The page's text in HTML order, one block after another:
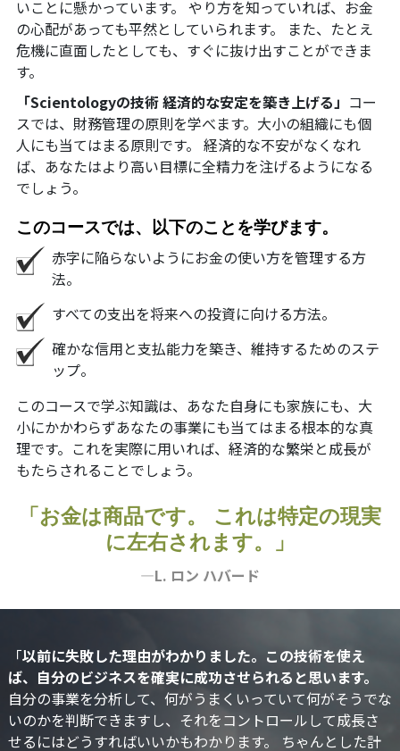
いことに懸かっています。 やり方を知っていれば、お金
の心配があっても平然としていられます。 また、たとえ
危機に直面したとしても、すぐに抜け出すことができま
す。
「Scientologyの技術 経済的な安定を築き上げる」 コー
スでは、財務管理の原則を学べます。大小の組織にも個
人にも当てはまる原則です。 経済的な不安がなくなれ
ば、あなたはより高い目標に全精力を注げるようになる
でしょう。
このコースでは、以下のことを学びます。
赤字に陥らないようにお金の使い方を管理する方
法。
すべての支出を将来への投資に向ける方法。
確かな信用と支払能力を築き、維持するためのステ
ップ。
このコースで学ぶ知識は、あなた自身にも家族にも、大
小にかかわらずあなたの事業にも当てはまる根本的な真
理です。これを実際に用いれば、経済的な繁栄と成長が
もたらされることでしょう。
「お金は商品です。 これは特定の現実
に左右されます。」
—L. ロン ハバード
「以前に失敗した理由がわかりました。この技術を使え
ば、自分のビジネスを確実に成功させられると思います。
自分の事業を分析して、何がうまくいっていて何がそうでな
いのかを判断できますし、それをコントロールして成長さ
せるにはどうすればいいかもわかります。 ちゃんとした計